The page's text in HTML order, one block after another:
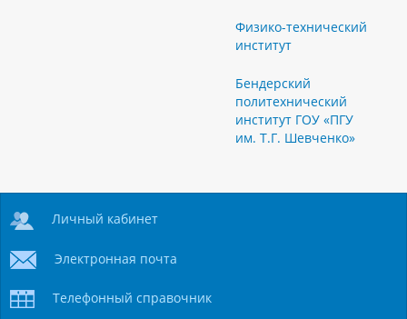
Физико-технический
институт
Бендерский
политехнический
институт ГОУ «ПГУ
им. Т.Г. Шевченко»
Личный кабинет
Электронная почта
Телефонный справочник